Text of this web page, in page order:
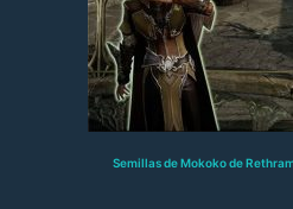
Semillas de Mokoko de